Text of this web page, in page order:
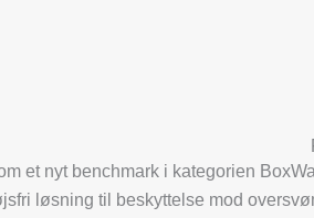
et nyt benchmark i kategorien
løsning til beskyttelse mod